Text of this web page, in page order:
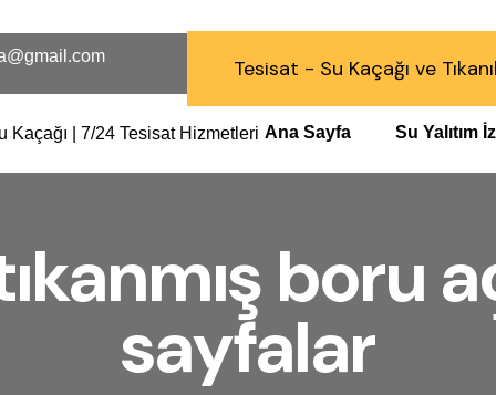
Tesisat - Su Kaçağı ve
Ana Sayfa Su Yalıtım
boru
sayfalar